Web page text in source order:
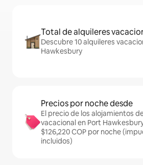
Total de alquileres
Descubre 10 alquileres
Hawkesbury
Precios por noche desde
El precio de los alojamientos
vacacional en Port
$126,220 COP por noche
incluidos)